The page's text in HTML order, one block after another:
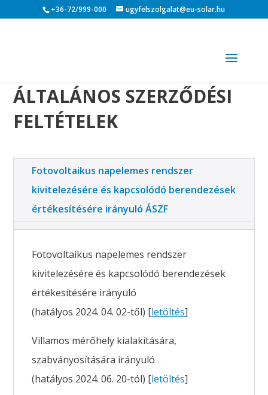
+36-72/999-000 ugyfelszolgalat@eu-solar.hu
ÁLTALÁNOS SZERZŐDÉSI
FELTÉTELEK
Fotovoltaikus napelemes rendszer
kivitelezésére és kapcsolódó berendezések
értékesítésére irányuló ÁSZF
Fotovoltaikus napelemes rendszer
kivitelezésére és kapcsolódó berendezések
értékesítésére irányuló
(hatályos 2024. 04. 02-től) [letöltés]
Villamos mérőhely kialakítására,
szabványosítására irányuló
(hatályos 2024. 06. 20-tól) [letöltés]